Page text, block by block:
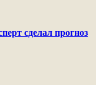
сделал прогноз